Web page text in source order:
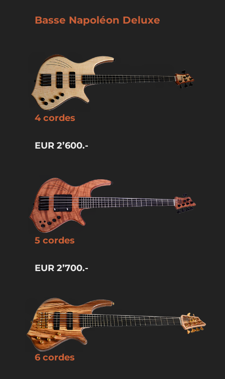
Basse Napoléon Deluxe
4 cordes
EUR 2’600.-
5 cordes
EUR 2’700.-
6 cordes